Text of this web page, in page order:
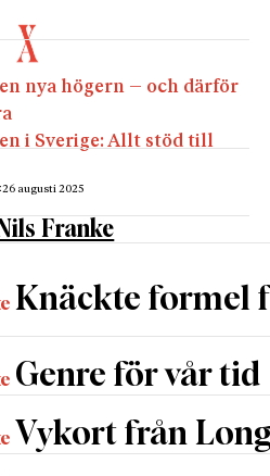
nya högern – och därför
i Sverige: Allt stöd till
26 augusti 2025
Franke
Knäckte formel
Genre för vår tid
Vykort från